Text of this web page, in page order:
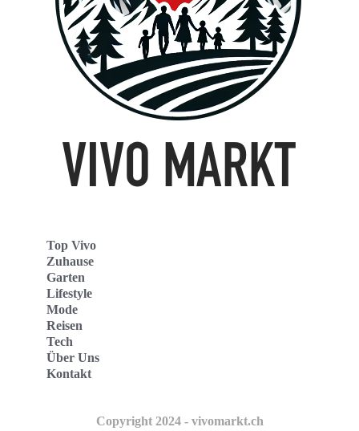
Top Vivo
Zuhause
Garten
Lifestyle
Mode
Reisen
Tech
Über Uns
Kontakt
Copyright 2024 - vivomarkt.ch